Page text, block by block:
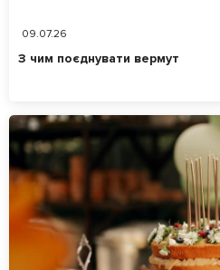
09.07.26
З чим поєднувати вермут